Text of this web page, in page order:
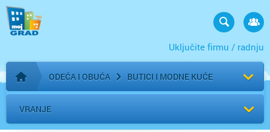
Uključite firmu / radnju
Početna stranica
ODEĆA I OBUĆA BUTICI I MODNE KUĆE
VRANJE